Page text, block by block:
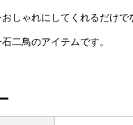
しゃれにしてくれるだけ
二鳥のアイテムです。